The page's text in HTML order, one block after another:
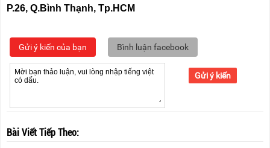
P.26, Q.Bình Thạnh, Tp.HCM
Gửi ý kiến của bạn Bình luận facebook
Gửi ý kiến
Bài Viết Tiếp Theo: